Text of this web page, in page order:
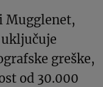
Mugglenet,
greške,
od 30.000